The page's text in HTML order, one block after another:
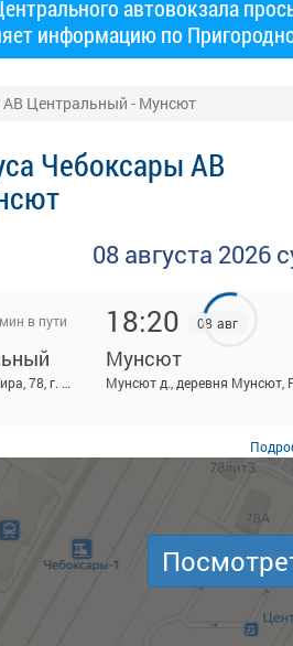
автовокзала
информацию по
АВ Центральный - Мунсют
Чебоксары АВ
08 августа 2026
в пути
Чебоксары Центральный АВ, пр. Мира, 78, г. Чебоксары
18:20 08 авг
Мунсют
Мунсют д., деревня Мунсют,